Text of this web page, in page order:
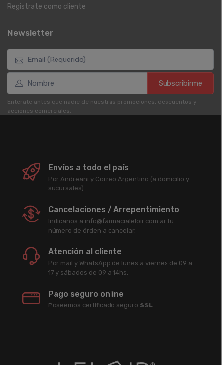
Registrate como cliente
Newsletter
Subscribirme
Enterate antes que nadie de nuestras promociones, descuentos y
acciones comerciales.
Envíos a todo el país
Por Andreani y Correo Argentino (a domicilio y
sucursales).
Cancelaciones / Arrepentimiento
Indicanos a info@farmacialeloir.com.ar tu
número de órden a cancelar.
Atención al cliente
Por mail y WhatsApp de lunes a viernes de 09 a
17 y sábados de 09 a 14hs.
Pago seguro online
Poseemos certificado seguro SSL